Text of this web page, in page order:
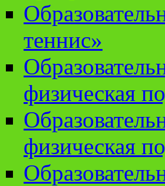
теннис»
физическая
физическая